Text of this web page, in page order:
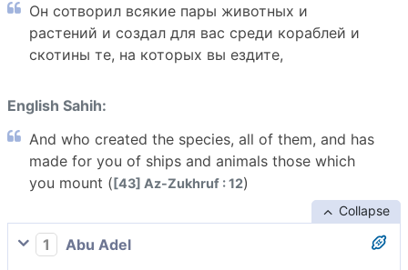
Он сотворил всякие пары животных и
растений и создал для вас среди кораблей и
скотины те, на которых вы ездите,
English Sahih:
And who created the species, all of them, and has
made for you of ships and animals those which
you mount ([43] Az-Zukhruf : 12)
Collapse
1
Abu Adel